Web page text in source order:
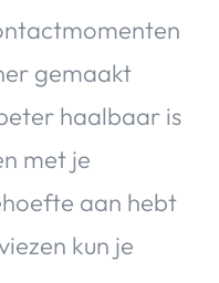
gemaakt
haalbaar is
met je
aan hebt
kun je